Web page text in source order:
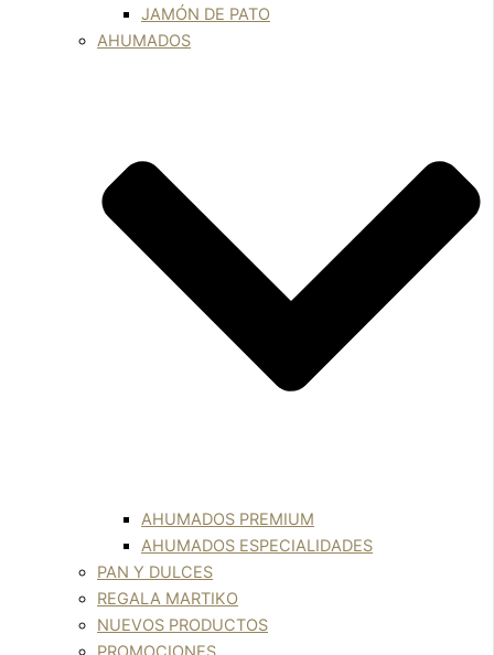
JAMÓN DE PATO
AHUMADOS
AHUMADOS PREMIUM
AHUMADOS ESPECIALIDADES
PAN Y DULCES
REGALA MARTIKO
NUEVOS PRODUCTOS